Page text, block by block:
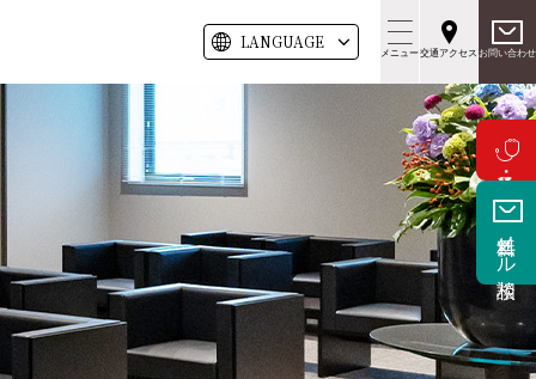
LANGUAGE
メニュー交通アクセス お問い合わせ
無料メール相談